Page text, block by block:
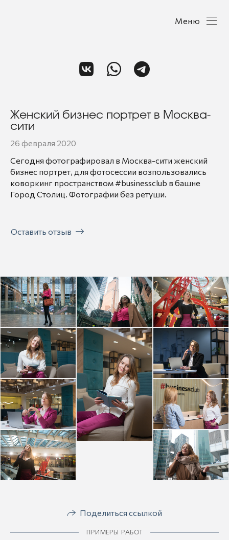
Меню
Женский бизнес портрет в Москва-
сити
26 февраля 2020
Сегодня фотографировал в Москва-сити женский
бизнес портрет, для фотосессии возпользовались
коворкинг пространством #businessclub в башне
Город Столиц. Фотографии без ретуши.
Оставить отзыв
Поделиться ссылкой
ПРИМЕРЫ РАБОТ